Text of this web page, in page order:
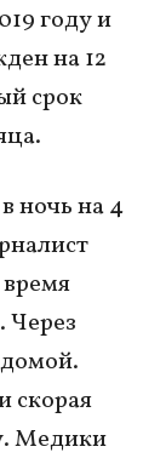
году и
на 12
срок
ночь на 4
Через
скорая
Медики